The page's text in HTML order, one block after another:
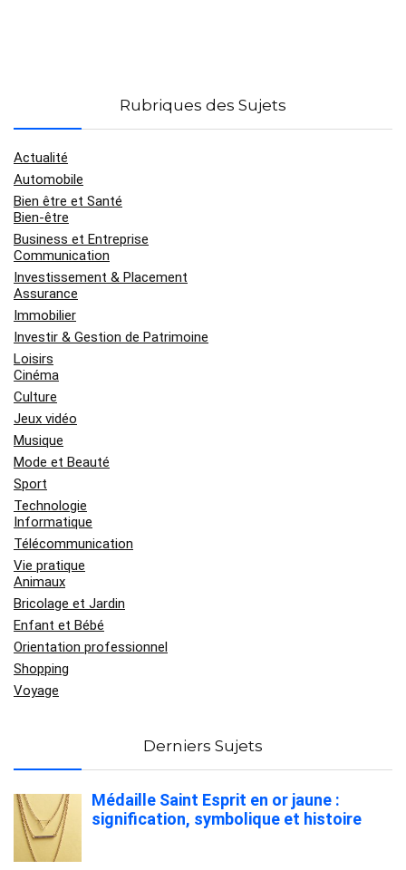
Rubriques des Sujets
Actualité
Automobile
Bien être et Santé
Bien-être
Business et Entreprise
Communication
Investissement & Placement
Assurance
Immobilier
Investir & Gestion de Patrimoine
Loisirs
Cinéma
Culture
Jeux vidéo
Musique
Mode et Beauté
Sport
Technologie
Informatique
Télécommunication
Vie pratique
Animaux
Bricolage et Jardin
Enfant et Bébé
Orientation professionnel
Shopping
Voyage
Derniers Sujets
Médaille Saint Esprit en or jaune :
signification, symbolique et histoire